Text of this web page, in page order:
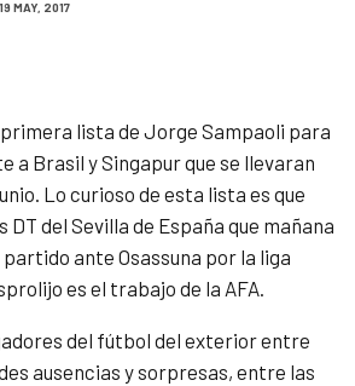
19 MAY, 2017
lista de Jorge Sampaoli para
a Brasil y Singapur que se llevaran
Lo curioso de esta lista es que
DT del Sevilla de España que mañana
ante Osassuna por la liga
es el trabajo de la AFA.
del fútbol del exterior entre
ausencias y sorpresas, entre las